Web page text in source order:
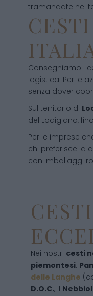
tramandate nel
Consegniamo i
logistica. Per le
senza dover
Sul territorio di
del Lodigiano,
Per le imprese
chi preferisce la
con imballaggi
Nei nostri cesti
piemontesi:
delle Langhe
D.O.C., il